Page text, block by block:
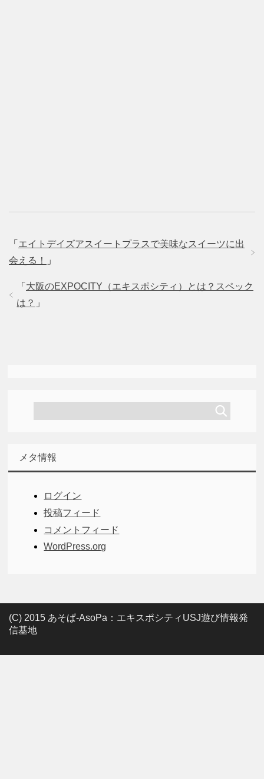
「 エイトデイズアスイートプラスで美味なスイーツに出
会える！
」
「 大阪のEXPOCITY（エキスポシティ）とは？スペック
は？ 」
メタ情報
ログイン
投稿フィード
コメントフィード
WordPress.org
(C) 2015 あそぱ-AsoPa：エキスポシティUSJ遊び情報発
信基地